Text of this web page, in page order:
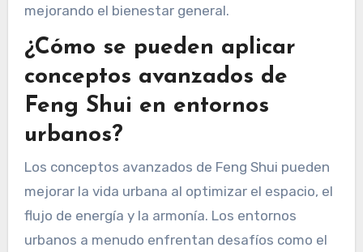
mejorando el bienestar general.
¿Cómo se pueden aplicar
conceptos avanzados de
Feng Shui en entornos
urbanos?
Los conceptos avanzados de Feng Shui pueden
mejorar la vida urbana al optimizar el espacio, el
flujo de energía y la armonía. Los entornos
urbanos a menudo enfrentan desafíos como el